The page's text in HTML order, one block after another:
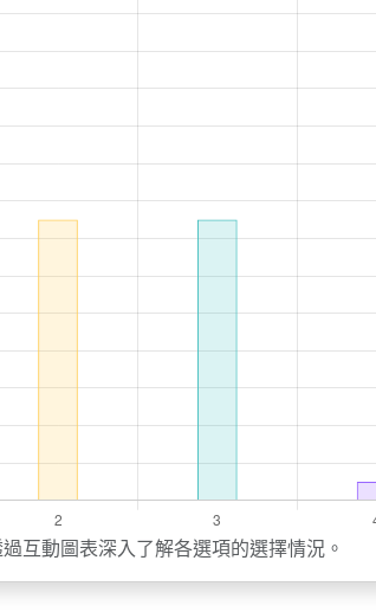
互動圖表深入了解各選項的選擇情況。